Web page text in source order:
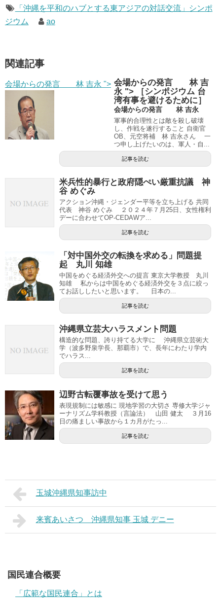
「沖縄を平和のハブとする東アジアの対話交流」シンポ
ジウム
ao
関連記事
会場からの発言 林 吉永 "> 会場からの発言 林 吉
永 "> ［シンポジウム 台
湾有事を避けるために］
会場からの発言 林 吉永
軍事的合理性とは敵を殺し破壊
し、作戦を遂行すること 自衛官
OB、元空将補 林 吉永さん 一
つ申し上げたいのは、軍人・自...
記事を読む
米兵性的暴行と政府隠ぺい厳重抗議 神
谷 めぐみ
アクション沖縄・ジェンダー平等を立ち上げる 共同
代表 神谷 めぐみ ２０２４年７月25日、女性権利
デーに合わせてOP-CEDAWア...
記事を読む
「対中国外交の転換を求める」問題提
起 丸川 知雄
中国をめぐる経済外交への提言 東京大学教授 丸川
知雄 私からは中国をめぐる経済外交を３点に絞っ
てお話ししたいと思います。 日本の...
記事を読む
沖縄県立芸大ハラスメント問題
構造的な問題、誇り持てる大学に 沖縄県立芸術大
学（波多野泉学長、那覇市）で、長年にわたり学内
でハラス...
記事を読む
辺野古転覆事故を受けて思う
表現規制には敏感に 現地学習の大切さ 専修大学ジャ
ーナリズム学科教授（言論法） 山田 健太 ３月16
日の痛ましい事故から１カ月がたっ...
記事を読む
玉城沖縄県知事訪中
来賓あいさつ 沖縄県知事 玉城 デニー
国民連合概要
「広範な国民連合」とは